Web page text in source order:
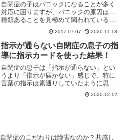
自閉症の子はパニックになることが多く
対応に困りますが、パニックの原因は二
種類あることを見極めて関われているで
しょうか。実は、私も息子が幼少期には
間違った接し方をしていました。今回は
原因によって違うパニックの対応方法に
ついてお話しします。
2017.07.07 2020.11.18
指示が通らない自閉症の息子の指
導に指示カードを使った結果！
自閉症の息子は「指示が通らない」とい
うより「指示が届かない」感じで、特に
言葉の指示は素通りしていたように思い
ます。指示されていることすら理解して
いなかったかもしれません。そんな彼が
2020.12.12
自閉症のこだわりは障害なのか？共感し